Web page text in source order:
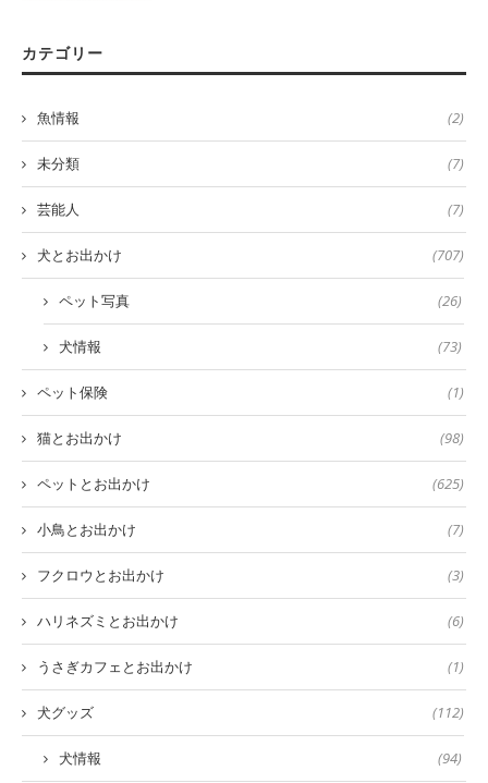
カテゴリー
魚情報 (2)
未分類 (7)
芸能人 (7)
犬とお出かけ (707)
ペット写真 (26)
犬情報 (73)
ペット保険 (1)
猫とお出かけ (98)
ペットとお出かけ (625)
小鳥とお出かけ (7)
フクロウとお出かけ (3)
ハリネズミとお出かけ (6)
うさぎカフェとお出かけ (1)
犬グッズ (112)
犬情報 (94)